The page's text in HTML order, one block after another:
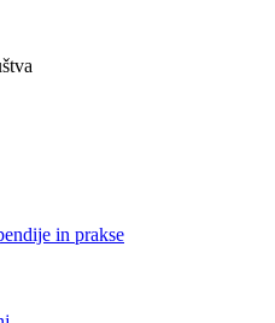
in prakse